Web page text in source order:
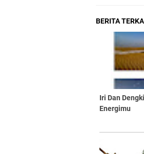
BERITA
Iri Dan
Energimu